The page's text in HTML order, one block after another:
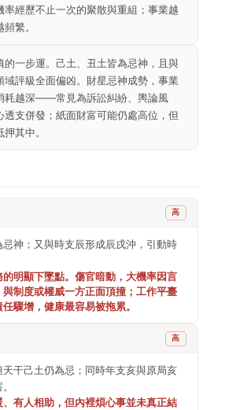
率經歷不止一次的聚散與重組；事業越
繁。
的一步運。己土、丑土皆為忌神，且與
域評級全面偏凶。財星忌神成勢，事業
耗越深——常見為訴訟糾紛、輿論風
透支併發；紙面財富可能仍處高位，但
其中。
高
神；又與時支辰形成辰戌沖，引動時
明顯下墜點。傷官暗動，大機率因言
制度或權威一方正面頂撞；工作平臺
驟增，健康最容易被拖累。
高
干己土仍為忌；同時年支亥與原局亥
有人相助，但內裡煩心事並未真正結